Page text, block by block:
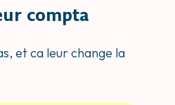
compta
et ca leur change la